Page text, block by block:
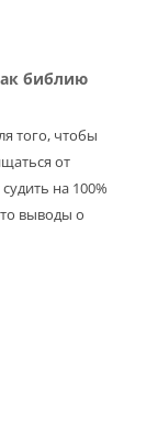
библию
того, чтобы
от
на 100%
выводы о